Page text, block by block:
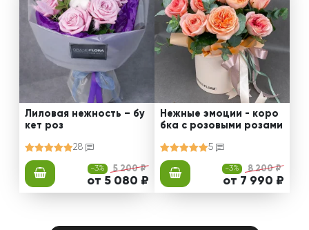
Лиловая нежность – бу
кет роз
28
-3% 5 200 ₽
от 5 080 ₽
Нежные эмоции - коро
бка с розовыми розами
5
-3% 8 200 ₽
от 7 990 ₽